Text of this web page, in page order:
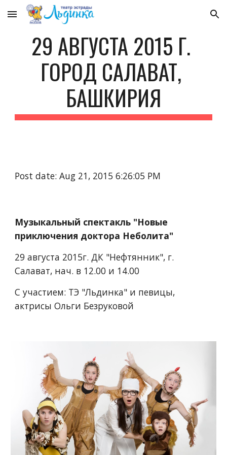
Skip to main content Skip to navigation
29 АВГУСТА 2015 Г.
ГОРОД САЛАВАТ,
БАШКИРИЯ
Post date: Aug 21, 2015 6:26:05 PM
Музыкальный спектакль "Новые
приключения доктора Неболита"
29 августа 2015г. ДК "Нефтянник", г.
Салават, нач. в 12.00 и 14.00
С участием: ТЭ "Льдинка" и певицы,
актрисы Ольги Безруковой